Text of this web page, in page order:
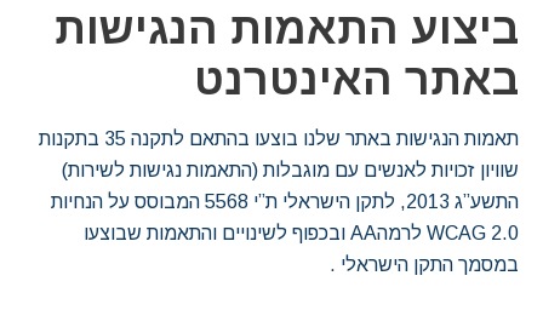
ביצוע התאמות הנגישות
באתר האינטרנט
תאמות הנגישות באתר שלנו בוצעו בהתאם לתקנה 35 בתקנות
שוויון זכויות לאנשים עם מוגבלות (התאמות נגישות לשירות)
התשע”ג 2013, לתקן הישראלי ת”י 5568 המבוסס על הנחיות
WCAG 2.0 לרמהAA ובכפוף לשינויים והתאמות שבוצעו
במסמך התקן הישראלי .